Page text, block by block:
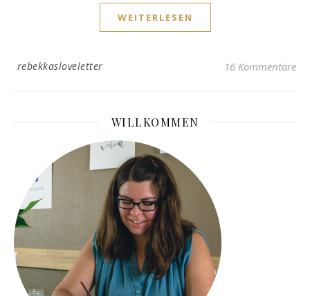
WEITERLESEN
rebekkasloveletter 16 Kommentare
WILLKOMMEN